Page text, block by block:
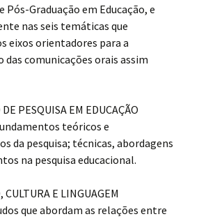
Pós-Graduação em Educação, e
nas seis temáticas que
eixos orientadores para a
das comunicações orais assim
DE PESQUISA EM EDUCAÇÃO
teóricos e
da pesquisa; técnicas, abordagens
na pesquisa educacional.
CULTURA E LINGUAGEM
que abordam as relações entre